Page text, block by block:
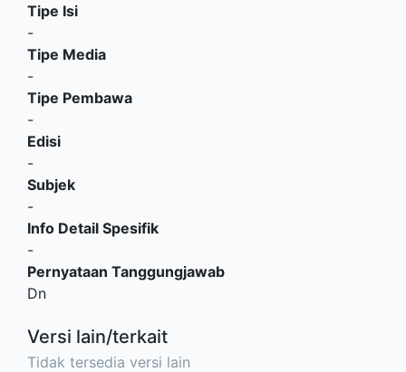
Tipe Isi
-
Tipe Media
-
Tipe Pembawa
-
Edisi
-
Subjek
-
Info Detail Spesifik
-
Pernyataan Tanggungjawab
Dn
Versi lain/terkait
Tidak tersedia versi lain